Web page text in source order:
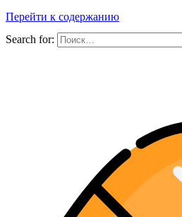
Перейти к содержанию
Search for: